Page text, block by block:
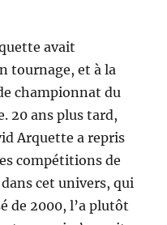
avait
tournage, et à la
championnat du
20 ans plus tard,
Arquette a repris
compétitions de
cet univers, qui
de 2000, l’a plutôt